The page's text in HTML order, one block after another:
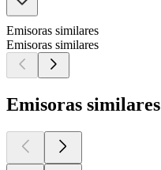
Emisoras similares
Emisoras similares
Emisoras similares